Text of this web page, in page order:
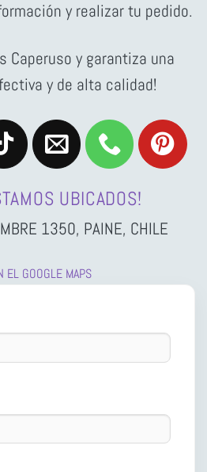
y realizar tu pedido.
Caperuso y garantiza una
y de alta calidad!
UBICADOS!
1350, PAINE, CHILE
EL GOOGLE MAPS